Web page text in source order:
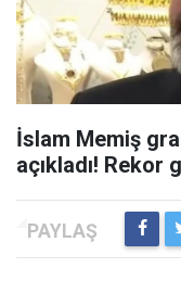
İslam Memiş
açıkladı! Rekor